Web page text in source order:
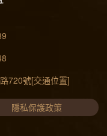
720號[交通位置]
隱私保護政策